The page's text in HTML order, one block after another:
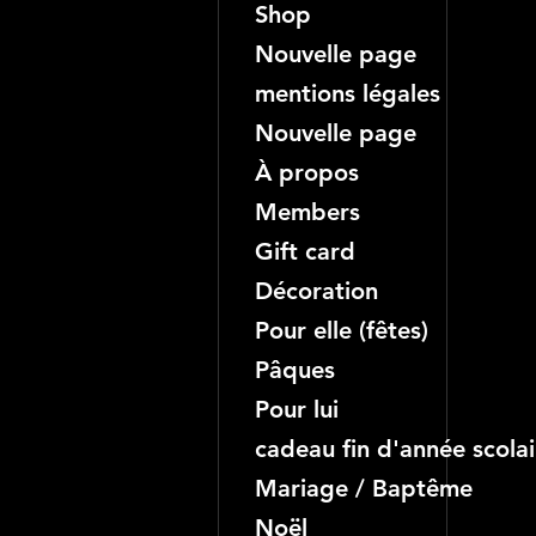
Shop
Nouvelle page
mentions légales
Nouvelle page
À propos
Members
Gift card
Décoration
Pour elle (fêtes)
Pâques
Pour lui
cadeau fin d'année
Mariage / Baptême
Noël